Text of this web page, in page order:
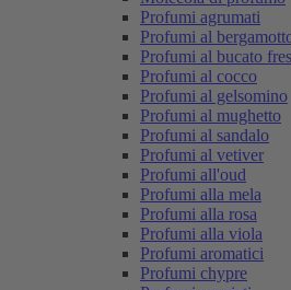
Profumi agrumati
Profumi al
Profumi al bucato
Profumi al cocco
Profumi al gelsomino
Profumi al mughetto
Profumi al sandalo
Profumi al vetiver
Profumi all'oud
Profumi alla mela
Profumi alla rosa
Profumi alla viola
Profumi aromatici
Profumi chypre